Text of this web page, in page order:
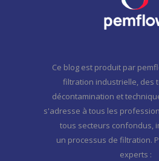
Ce blog est produit par
filtration industrielle, des
décontamination et
s'adresse à tous les
tous secteurs confondus,
un processus de filtration.
experts :